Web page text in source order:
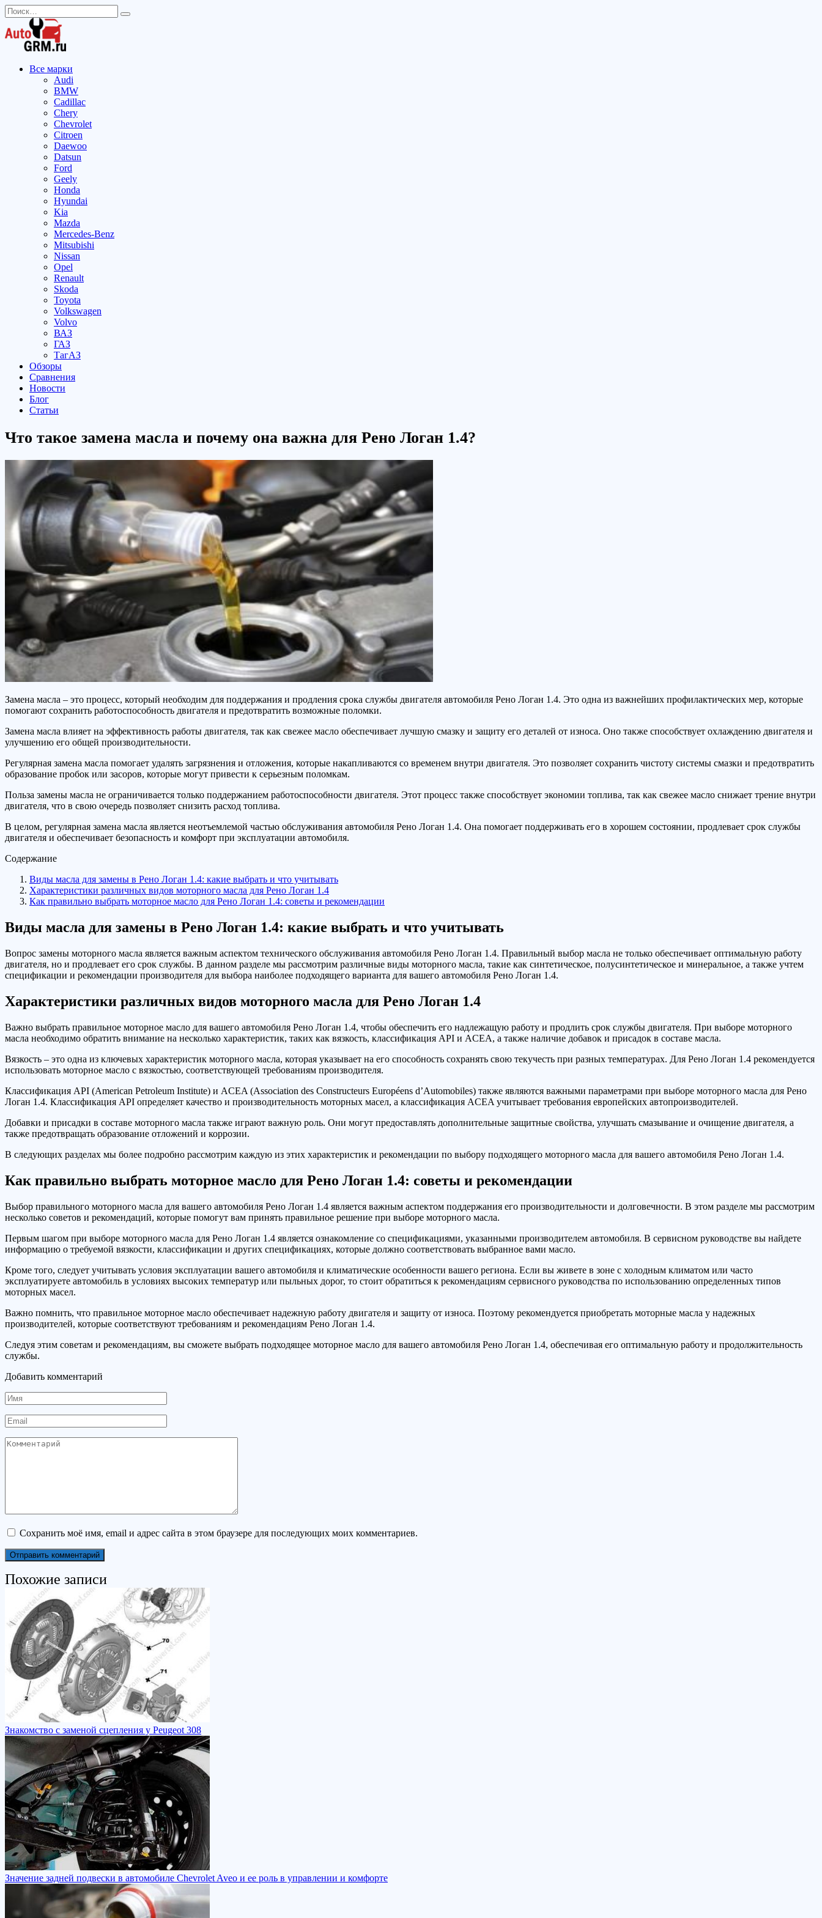
Перейти
к
содержанию
Search
for:
Все марки
Audi
BMW
Cadillac
Chery
Chevrolet
Citroen
Daewoo
Datsun
Ford
Geely
Honda
Hyundai
Kia
Mazda
Mercedes-Benz
Mitsubishi
Nissan
Opel
Renault
Skoda
Toyota
Volkswagen
Volvo
ВАЗ
ГАЗ
ТагАЗ
Обзоры
Сравнения
Новости
Блог
Статьи
Что такое замена масла и почему она важна для Рено Логан 1.4?
Замена масла – это процесс, который необходим для поддержания и продления срока службы двигателя автомобиля Рено Логан 1.4. Это одна из важнейших профилактических мер, которые
помогают сохранить работоспособность двигателя и предотвратить возможные поломки.
Замена масла влияет на эффективность работы двигателя, так как свежее масло обеспечивает лучшую смазку и защиту его деталей от износа. Оно также способствует охлаждению двигателя и
улучшению его общей производительности.
Регулярная замена масла помогает удалять загрязнения и отложения, которые накапливаются со временем внутри двигателя. Это позволяет сохранить чистоту системы смазки и предотвратить
образование пробок или засоров, которые могут привести к серьезным поломкам.
Польза замены масла не ограничивается только поддержанием работоспособности двигателя. Этот процесс также способствует экономии топлива, так как свежее масло снижает трение внутри
двигателя, что в свою очередь позволяет снизить расход топлива.
В целом, регулярная замена масла является неотъемлемой частью обслуживания автомобиля Рено Логан 1.4. Она помогает поддерживать его в хорошем состоянии, продлевает срок службы
двигателя и обеспечивает безопасность и комфорт при эксплуатации автомобиля.
Содержание
Виды масла для замены в Рено Логан 1.4: какие выбрать и что учитывать
Характеристики различных видов моторного масла для Рено Логан 1.4
Как правильно выбрать моторное масло для Рено Логан 1.4: советы и рекомендации
Виды масла для замены в Рено Логан 1.4: какие выбрать и что учитывать
Вопрос замены моторного масла является важным аспектом технического обслуживания автомобиля Рено Логан 1.4. Правильный выбор масла не только обеспечивает оптимальную работу
двигателя, но и продлевает его срок службы. В данном разделе мы рассмотрим различные виды моторного масла, такие как синтетическое, полусинтетическое и минеральное, а также учтем
спецификации и рекомендации производителя для выбора наиболее подходящего варианта для вашего автомобиля Рено Логан 1.4.
Характеристики различных видов моторного масла для Рено Логан 1.4
Важно выбрать правильное моторное масло для вашего автомобиля Рено Логан 1.4, чтобы обеспечить его надлежащую работу и продлить срок службы двигателя. При выборе моторного
масла необходимо обратить внимание на несколько характеристик, таких как вязкость, классификация API и ACEA, а также наличие добавок и присадок в составе масла.
Вязкость – это одна из ключевых характеристик моторного масла, которая указывает на его способность сохранять свою текучесть при разных температурах. Для Рено Логан 1.4 рекомендуется
использовать моторное масло с вязкостью, соответствующей требованиям производителя.
Классификация API (American Petroleum Institute) и ACEA (Association des Constructeurs Européens d’Automobiles) также являются важными параметрами при выборе моторного масла для Рено
Логан 1.4. Классификация API определяет качество и производительность моторных масел, а классификация ACEA учитывает требования европейских автопроизводителей.
Добавки и присадки в составе моторного масла также играют важную роль. Они могут предоставлять дополнительные защитные свойства, улучшать смазывание и очищение двигателя, а
также предотвращать образование отложений и коррозии.
В следующих разделах мы более подробно рассмотрим каждую из этих характеристик и рекомендации по выбору подходящего моторного масла для вашего автомобиля Рено Логан 1.4.
Как правильно выбрать моторное масло для Рено Логан 1.4: советы и рекомендации
Выбор правильного моторного масла для вашего автомобиля Рено Логан 1.4 является важным аспектом поддержания его производительности и долговечности. В этом разделе мы рассмотрим
несколько советов и рекомендаций, которые помогут вам принять правильное решение при выборе моторного масла.
Первым шагом при выборе моторного масла для Рено Логан 1.4 является ознакомление со спецификациями, указанными производителем автомобиля. В сервисном руководстве вы найдете
информацию о требуемой вязкости, классификации и других спецификациях, которые должно соответствовать выбранное вами масло.
Кроме того, следует учитывать условия эксплуатации вашего автомобиля и климатические особенности вашего региона. Если вы живете в зоне с холодным климатом или часто
эксплуатируете автомобиль в условиях высоких температур или пыльных дорог, то стоит обратиться к рекомендациям сервисного руководства по использованию определенных типов
моторных масел.
Важно помнить, что правильное моторное масло обеспечивает надежную работу двигателя и защиту от износа. Поэтому рекомендуется приобретать моторные масла у надежных
производителей, которые соответствуют требованиям и рекомендациям Рено Логан 1.4.
Следуя этим советам и рекомендациям, вы сможете выбрать подходящее моторное масло для вашего автомобиля Рено Логан 1.4, обеспечивая его оптимальную работу и продолжительность
службы.
Добавить комментарий
Имя
Email
Комментарий
Сохранить моё имя, email и адрес сайта в этом браузере для последующих моих комментариев.
Похожие записи
Знакомство с заменой сцепления у Peugeot 308
Значение задней подвески в автомобиле Chevrolet Aveo и ее роль в управлении и комфорте